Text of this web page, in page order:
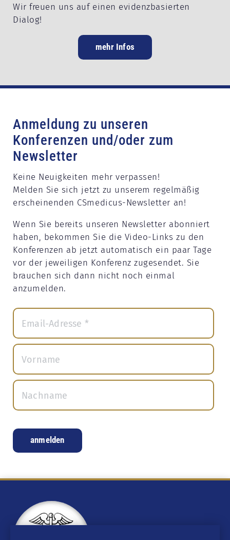
Wir freuen uns auf einen evidenzbasierten
Dialog!
mehr Infos
Anmeldung zu unseren
Konferenzen und/oder zum
Newsletter
Keine Neuigkeiten mehr verpassen!
Melden Sie sich jetzt zu unserem regelmäßig
erscheinenden CSmedicus-Newsletter an!
Wenn Sie bereits unseren Newsletter abonniert
haben, bekommen Sie die Video-Links zu den
Konferenzen ab jetzt automatisch ein paar Tage
vor der jeweiligen Konferenz zugesendet. Sie
brauchen sich dann nicht noch einmal
anzumelden.